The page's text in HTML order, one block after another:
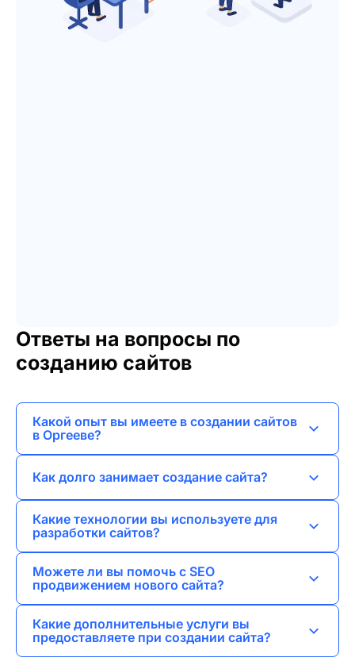
Ответы на вопросы по
созданию сайтов
Какой опыт вы имеете в создании сайтов
в Оргееве?
работал над проектами различной сложности,
включая лендинги, корпоративные сайты и
интернет-магазины.
Как долго занимает создание сайта?
можно создать за 1–2 недели, тогда как
несколько месяцев.
Какие технологии вы используете для
разработки сайтов?
как HTML5, CSS3, JavaScript, а также
управления контентом.
Можете ли вы помочь с SEO
продвижением нового сайта?
чтобы ваш сайт стал более заметным в
Какие дополнительные услуги вы
предоставляете при создании сайта?